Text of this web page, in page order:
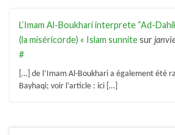
L’Imam Al-Boukhari interprete “Ad-
(la miséricorde) « Islam sunnitesur
#
[…] de l’Imam Al-Boukhari a également été
Bayhaqi; voir l’article : ici […]